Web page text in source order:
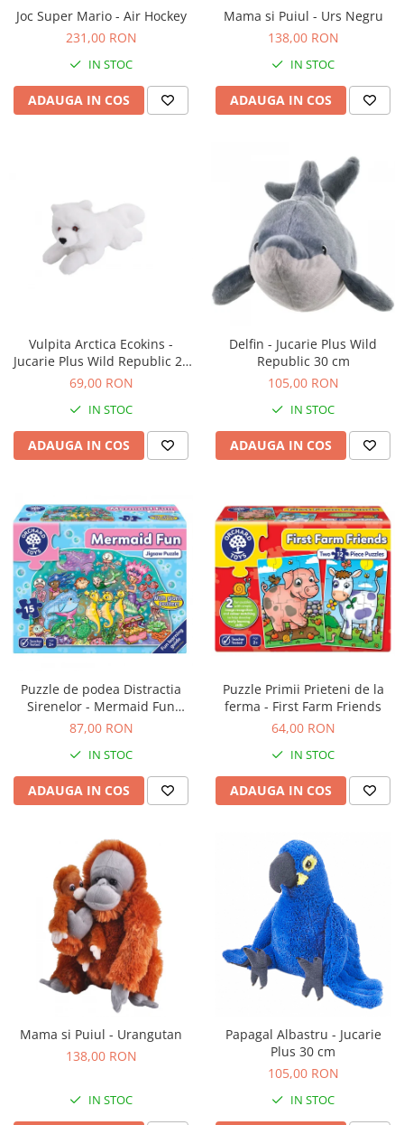
Joc Super Mario - Air Hockey
231,00 RON
IN STOC
ADAUGA IN COS
Mama si Puiul - Urs Negru
138,00 RON
IN STOC
ADAUGA IN COS
Vulpita Arctica Ecokins -
Jucarie Plus Wild Republic 20
cm
69,00 RON
IN STOC
ADAUGA IN COS
Delfin - Jucarie Plus Wild
Republic 30 cm
105,00 RON
IN STOC
ADAUGA IN COS
Puzzle de podea Distractia
Sirenelor - Mermaid Fun
puzzle
87,00 RON
IN STOC
ADAUGA IN COS
Puzzle Primii Prieteni de la
ferma - First Farm Friends
64,00 RON
IN STOC
ADAUGA IN COS
Mama si Puiul - Urangutan
138,00 RON
IN STOC
Papagal Albastru - Jucarie
Plus 30 cm
105,00 RON
IN STOC